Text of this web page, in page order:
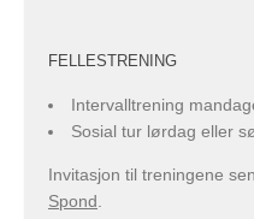
FELLESTRENING
Intervalltrening
Sosial tur lørdag eller
Invitasjon til treningene
Spond